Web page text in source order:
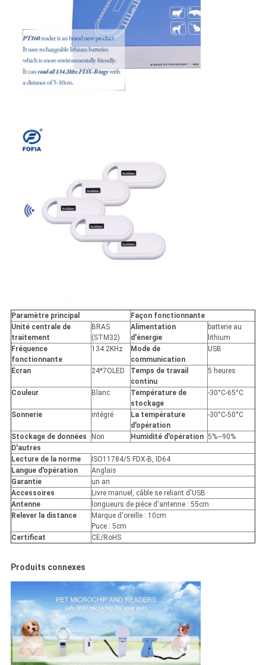
Paramètre principal
Façon fonctionnante
Unité centrale de
traitement
BRAS
(STM32)
Alimentation
d'énergie
batterie au
lithium
Fréquence
fonctionnante
134.2KHz
Mode de
communication
USB
Écran 24*7OLED
Temps de travail
continu
5 heures
Couleur Blanc
Température de
stockage
-30°C-65°C
Sonnerie intégré
La température
d'opération
-30°C-50°C
Stockage de données Non Humidité d'opération 5%~90%
D'autres
Lecture de la norme
ISO11784/5 FDX-B, ID64
Langue d'opération
Anglais
Garantie
un an
Accessoires
Livre manuel, câble se reliant d'USB
Antenne
longueurs de pièce d'antenne : 55cm
Relever la distance
Marque d'oreille : 10cm
Puce : 5cm
Certificat
CE/RoHS
Produits connexes